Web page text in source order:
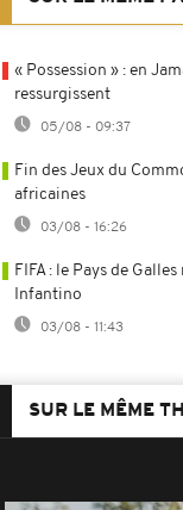
« Possession » : en
ressurgissent
05/08 - 09:37
Fin des Jeux du
africaines
03/08 - 16:26
FIFA : le Pays de
Infantino
03/08 - 11:43
SUR LE MÊME